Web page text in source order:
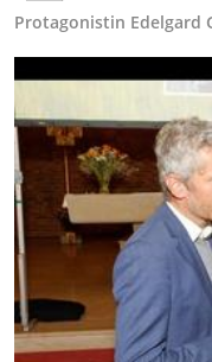
Protagonistin Edelgard